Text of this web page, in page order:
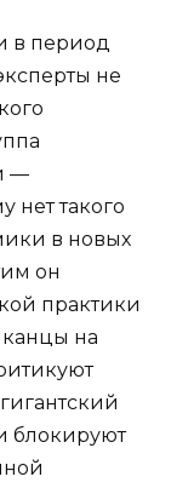
в период
не
—
такого
в новых
он
практики
на
блокируют